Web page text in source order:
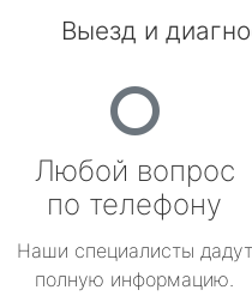
Выезд и
Любой вопрос
по телефону
Наши специалисты дадут
полную информацию.